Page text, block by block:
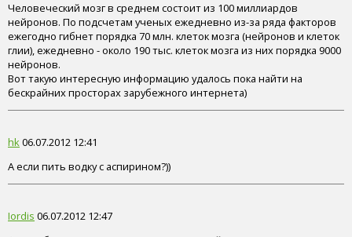
Человеческий мозг в среднем состоит из 100 миллиардов
нейронов. По подсчетам ученых ежедневно из-за ряда факторов
ежегодно гибнет порядка 70 млн. клеток мозга (нейронов и клеток
глии), ежедневно - около 190 тыс. клеток мозга из них порядка 9000
нейронов.
Вот такую интересную информацию удалось пока найти на
бескрайних просторах зарубежного интернета)
hk06.07.2012 12:41
А если пить водку с аспирином?))
Iordis 06.07.2012 12:47